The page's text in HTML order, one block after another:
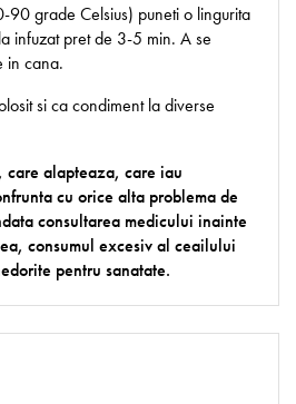
grade Celsius) puneti o lingurita
infuzat pret de 3-5 min. A se
in cana.
si ca condiment la diverse
care alapteaza, care iau
cu orice alta problema de
consultarea medicului inainte
consumul excesiv al ceailului
pentru sanatate.